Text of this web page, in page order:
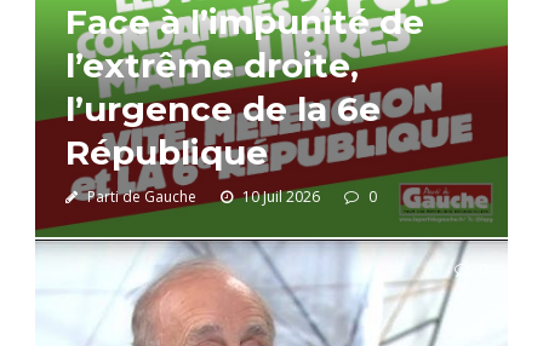
Face à l’impunité de
l’extrême droite,
l’urgence de la 6e
République
Parti de Gauche 10 Juil 2026 0